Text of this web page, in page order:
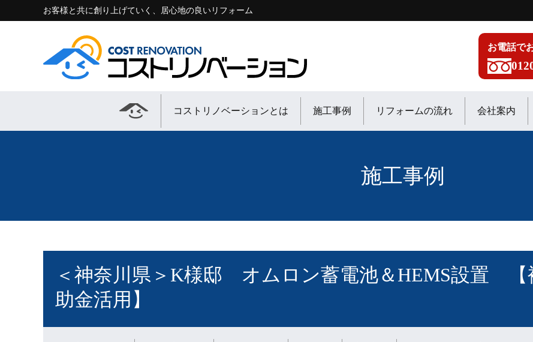
お客様と共に創り上げていく、居心地の良いリフォーム
お電話で
コストリノベーションとは 施工事例 リフォームの流れ 会社案内
施工事例
＜神奈川県＞K様邸 オムロン蓄電池＆HEMS設置 【
助金活用】